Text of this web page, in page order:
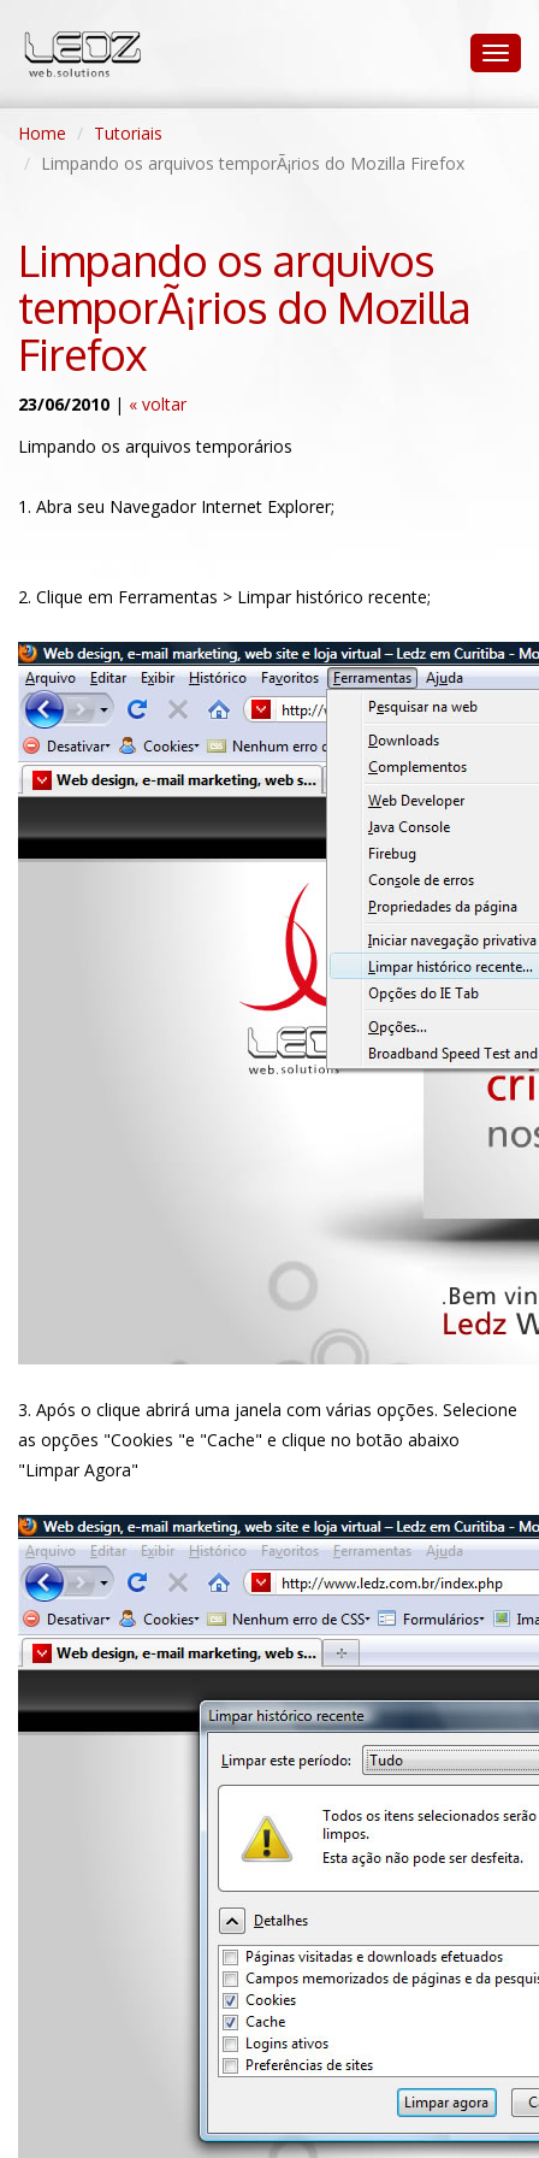
Home
Tutoriais
Limpando os arquivos temporÃ¡rios do Mozilla Firefox
Limpando os arquivos
temporÃ¡rios do Mozilla
Firefox
23/06/2010 | « voltar
Limpando os arquivos temporários
1. Abra seu Navegador Internet Explorer;
2. Clique em Ferramentas > Limpar histórico recente;
3. Após o clique abrirá uma janela com várias opções. Selecione
as opções "Cookies "e "Cache" e clique no botão abaixo
"Limpar Agora"